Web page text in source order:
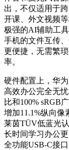
出，不仅适用于
开课、外文视频
极强的AI辅助工
手机的文件互传
更便捷，无需繁
率。
硬件配置上，华
高效办公完全无
比和100% sRGB
增加11.1%纵向像
莱茵TÜV低蓝光
长时间学习办公
全功能USB-C接